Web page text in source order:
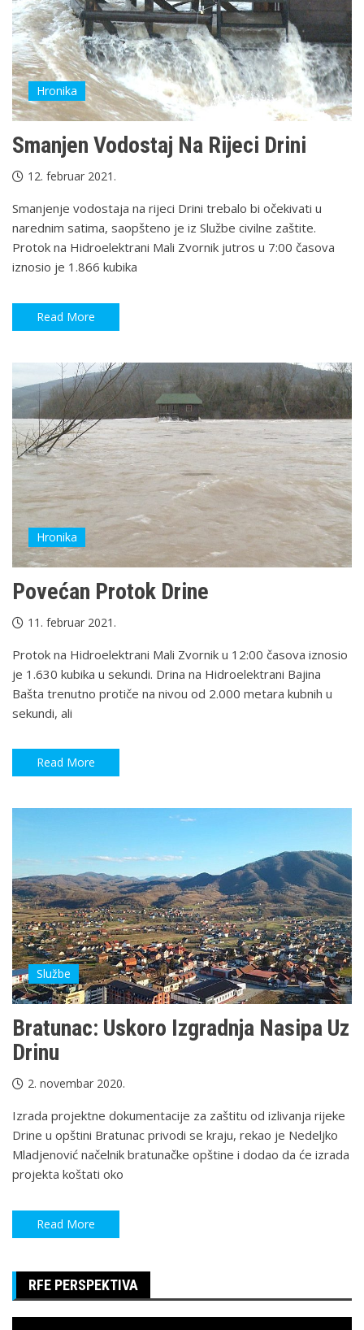
Hronika
Smanjen Vodostaj Na Rijeci Drini
12. februar 2021.
Smanjenje vodostaja na rijeci Drini trebalo bi očekivati u
narednim satima, saopšteno je iz Službe civilne zaštite.
Protok na Hidroelektrani Mali Zvornik jutros u 7:00 časova
iznosio je 1.866 kubika
Read More
Hronika
Povećan Protok Drine
11. februar 2021.
Protok na Hidroelektrani Mali Zvornik u 12:00 časova iznosio
je 1.630 kubika u sekundi. Drina na Hidroelektrani Bajina
Bašta trenutno protiče na nivou od 2.000 metara kubnih u
sekundi, ali
Read More
Službe
Bratunac: Uskoro Izgradnja Nasipa Uz
Drinu
2. novembar 2020.
Izrada projektne dokumentacije za zaštitu od izlivanja rijeke
Drine u opštini Bratunac privodi se kraju, rekao je Nedeljko
Mladjenović načelnik bratunačke opštine i dodao da će izrada
projekta koštati oko
Read More
RFE PERSPEKTIVA